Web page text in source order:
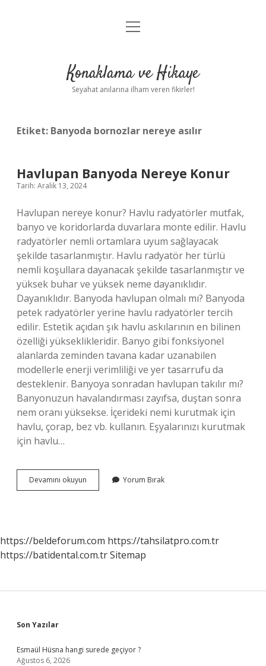
Anasayfa
Yasal Uyarı
menüyü
Konaklama ve Hikaye
Seyahat anılarına ilham veren fikirler!
Etiket: Banyoda bornozlar nereye asılır
Havlupan Banyoda Nereye Konur
Tarih: Aralık 13, 2024
Havlupan nereye konur? Havlu radyatörler mutfak,
banyo ve koridorlarda duvarlara monte edilir. Havlu
radyatörler nemli ortamlara uyum sağlayacak
şekilde tasarlanmıştır. Havlu radyatör her türlü
nemli koşullara dayanacak şekilde tasarlanmıştır ve
yüksek buhar ve yüksek neme dayanıklıdır.
Dayanıklıdır. Banyoda havlupan olmalı mı? Banyoda
petek radyatörler yerine havlu radyatörler tercih
edilir. Estetik açıdan şık havlu askılarının en bilinen
özelliği yükseklikleridir. Banyo gibi fonksiyonel
alanlarda zeminden tavana kadar uzanabilen
modellerle enerji verimliliği ve yer tasarrufu da
desteklenir. Banyoya sonradan havlupan takılır mı?
Banyonuzun havalandırması zayıfsa, duştan sonra
nem oranı yüksekse. İçerideki nemi kurutmak için
havlu, çorap, bez vb. kullanın. Eşyalarınızı kurutmak
için havlu…
Devamını okuyun Havlupan
Banyoda
Yorum Bırak
https://beldeforum.com https://tahsilatpro.com.tr
https://batidental.com.trSitemap
Sidebar
Son Yazılar
Esmaül Hüsna hangi surede geçiyor ?
Ağustos 6, 2026